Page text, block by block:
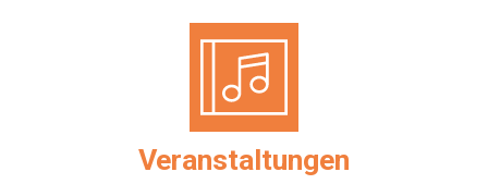
Veranstaltungen